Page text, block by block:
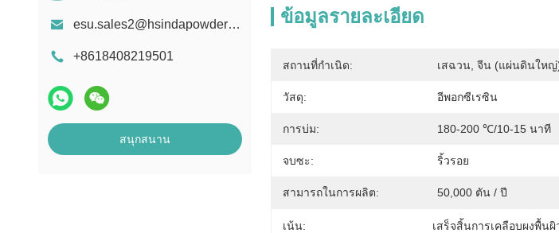
esu.sales2@hsindapowdercoating.com
+8618408219501
สนุกสนาน
ข้อมูลรายละเอียด
สถานที่กำเนิด: เสฉวน, จีน (แผ่นดินใหญ่
วัสดุ: อีพอกซีเรซิน
การบ่ม: 180-200 ℃/10-15 นาที
จบซะ: ริ้วรอย
สามารถในการผลิต: 50,000 ตัน / ปี
เน้น: เสร็จสิ้นการเคลือบผงพื้นผิ